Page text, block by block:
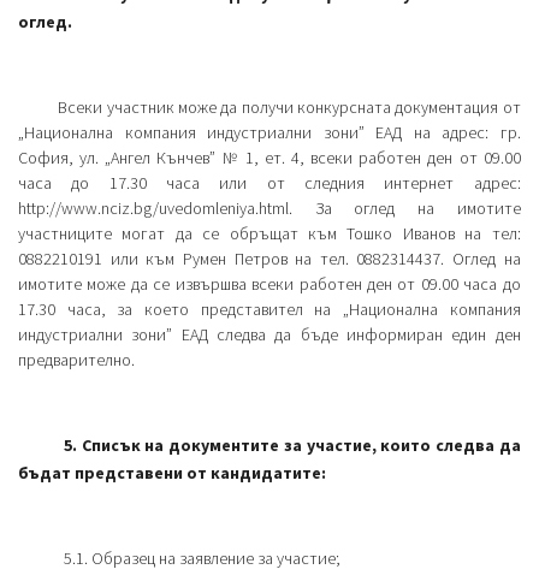
оглед.
Всеки участник може да получи конкурсната документация от
„Национална компания индустриални зони” ЕАД на адрес: гр.
София, ул. „Ангел Кънчев” № 1, ет. 4, всеки работен ден от 09.00
часа до 17.30 часа или от следния интернет адрес:
http://www.nciz.bg/uvedomleniya.html. За оглед на имотите
участниците могат да се обръщат към Тошко Иванов на тел:
0882210191 или към Румен Петров на тел. 0882314437. Оглед на
имотите може да се извършва всеки работен ден от 09.00 часа до
17.30 часа, за което представител на „Национална компания
индустриални зони” ЕАД следва да бъде информиран един ден
предварително.
5. Списък на документите за участие, които следва да
бъдат представени от кандидатите:
5.1. Образец на заявление за участие;